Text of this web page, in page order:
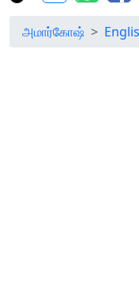
அமார்கோஷ்